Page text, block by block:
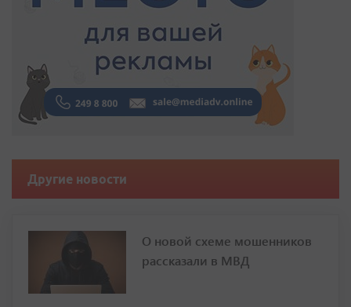
Другие новости
О новой схеме мошенников
рассказали в МВД